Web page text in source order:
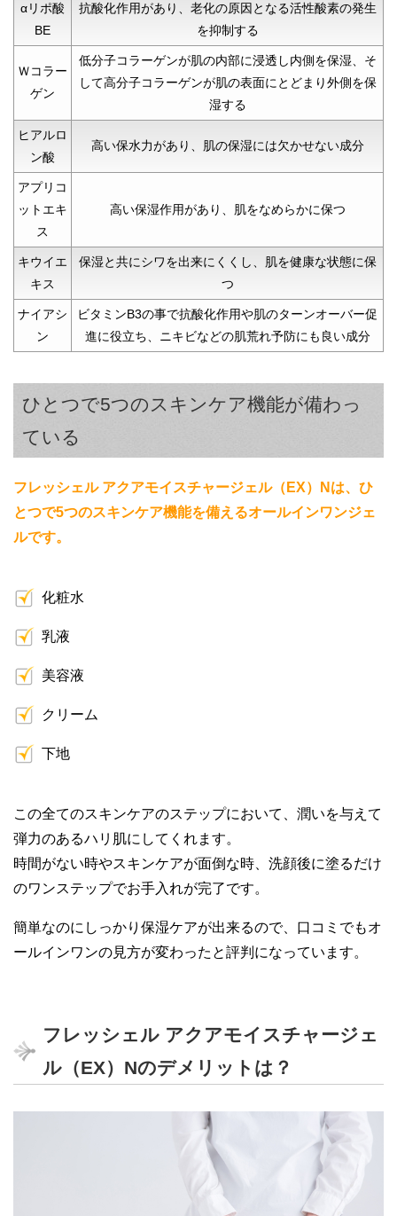
αリポ酸
BE
抗酸化作用があり、老化の原因となる活性酸素の発生
を抑制する
Ｗコラー
ゲン
低分子コラーゲンが肌の内部に浸透し内側を保湿、そ
して高分子コラーゲンが肌の表面にとどまり外側を保
湿する
ヒアルロ
ン酸
高い保水力があり、肌の保湿には欠かせない成分
アプリコ
ットエキ
ス
高い保湿作用があり、肌をなめらかに保つ
キウイエ
キス
保湿と共にシワを出来にくくし、肌を健康な状態に保
つ
ナイアシ
ン
ビタミンB3の事で抗酸化作用や肌のターンオーバー促
進に役立ち、ニキビなどの肌荒れ予防にも良い成分
ひとつで5つのスキンケア機能が備わっ
ている
フレッシェル アクアモイスチャージェル（EX）Nは、ひ
とつで5つのスキンケア機能を備えるオールインワンジェ
ルです。
化粧水
乳液
美容液
クリーム
下地
この全てのスキンケアのステップにおいて、潤いを与えて
弾力のあるハリ肌にしてくれます。
時間がない時やスキンケアが面倒な時、洗顔後に塗るだけ
のワンステップでお手入れが完了です。
簡単なのにしっかり保湿ケアが出来るので、口コミでもオ
ールインワンの見方が変わったと評判になっています。
フレッシェル アクアモイスチャージェ
ル（EX）Nのデメリットは？